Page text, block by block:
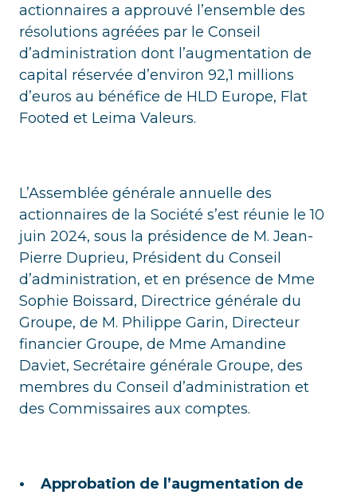
actionnaires a approuvé l’ensemble des
résolutions agréées par le Conseil
d’administration dont l’augmentation de
capital réservée d’environ 92,1 millions
d’euros au bénéfice de HLD Europe, Flat
Footed et Leima Valeurs.
L’Assemblée générale annuelle des
actionnaires de la Société s’est réunie le 10
juin 2024, sous la présidence de M. Jean-
Pierre Duprieu, Président du Conseil
d’administration, et en présence de Mme
Sophie Boissard, Directrice générale du
Groupe, de M. Philippe Garin, Directeur
financier Groupe, de Mme Amandine
Daviet, Secrétaire générale Groupe, des
membres du Conseil d’administration et
des Commissaires aux comptes.
• Approbation de l’augmentation de